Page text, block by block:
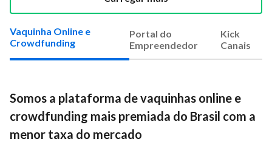
Vaquinha Online e
Crowdfunding
Portal do
Empreendedor
Kick
Canais
Somos a plataforma de vaquinhas online e
crowdfunding mais premiada do Brasil com a
menor taxa do mercado